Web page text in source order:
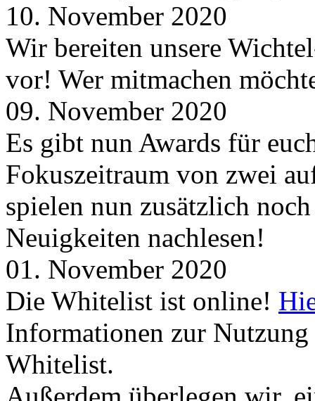
10. November 2020
Wir bereiten unsere
vor! Wer mitmachen
09. November 2020
Es gibt nun Awards für
Fokuszeitraum von zwei
spielen nun zusätzlich
Neuigkeiten nachlesen!
01. November 2020
Die Whitelist ist online!
Informationen zur
Whitelist.